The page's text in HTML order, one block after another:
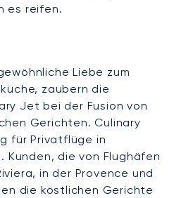
es reifen.
Liebe zum
zaubern die
Jet bei der Fusion von
Gerichten. Culinary
für Privatflüge in
Kunden, die von Flughäfen
in der Provence und
die köstlichen Gerichte